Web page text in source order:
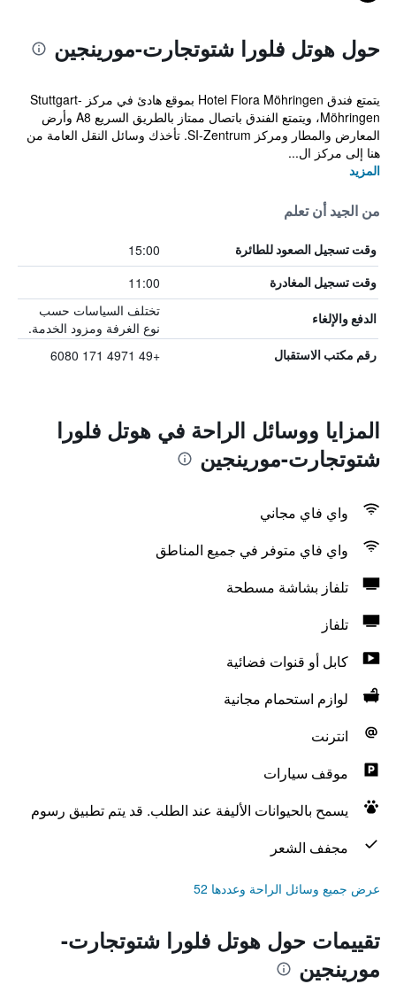
حول هوتل فلورا شتوتجارت-مورينجين
يتمتع فندق Hotel Flora Möhringen بموقع هادئ في مركز Stuttgart-
Möhringen، ويتمتع الفندق باتصال ممتاز بالطريق السريع A8 وأرض
المعارض والمطار ومركز SI-Zentrum. تأخذك وسائل النقل العامة من
هنا إلى مركز ال...
المزيد
من الجيد أن تعلم
وقت تسجيل الصعود للطائرة 15:00
وقت تسجيل المغادرة 11:00
الدفع والإلغاء
تختلف السياسات حسب
نوع الغرفة ومزود الخدمة.
رقم مكتب الاستقبال +49 4971 171 6080
المزايا ووسائل الراحة في هوتل فلورا
شتوتجارت-مورينجين
واي فاي مجاني
واي فاي متوفر في جميع المناطق
تلفاز بشاشة مسطحة
تلفاز
كابل أو قنوات فضائية
لوازم استحمام مجانية
انترنت
موقف سيارات
يسمح بالحيوانات الأليفة عند الطلب. قد يتم تطبيق رسوم
مجفف الشعر
عرض جميع وسائل الراحة وعددها 52
تقييمات حول هوتل فلورا شتوتجارت-
مورينجين